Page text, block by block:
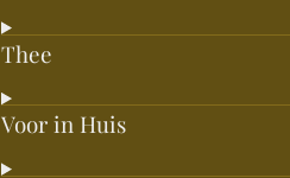
Thee
Voor in Huis